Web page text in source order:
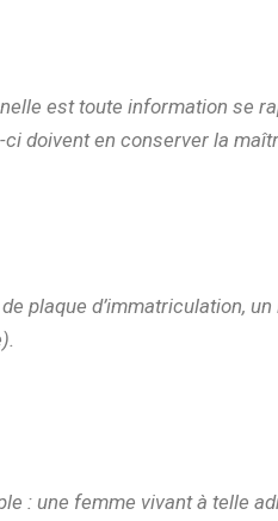
est toute information se
doivent en conserver la
plaque d’immatriculation,
: une femme vivant à telle